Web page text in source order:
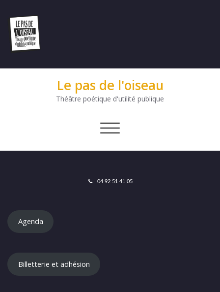
Le pas de l'oiseau
Théâtre poétique d'utilité publique
Afficher/masquer
navigation
04 92 51 41 05
Agenda
Billetterie et adhésion